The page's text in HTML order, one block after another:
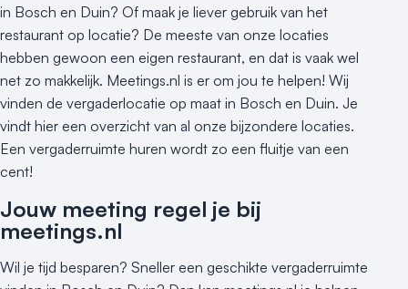
in Bosch en Duin? Of maak je liever gebruik van het
restaurant op locatie? De meeste van onze locaties
hebben gewoon een eigen restaurant, en dat is vaak wel
net zo makkelijk. Meetings.nl is er om jou te helpen! Wij
vinden de vergaderlocatie op maat in Bosch en Duin. Je
vindt hier een overzicht van al onze bijzondere locaties.
Een vergaderruimte huren wordt zo een fluitje van een
cent!
Jouw meeting regel je bij
meetings.nl
Wil je tijd besparen? Sneller een geschikte vergaderruimte